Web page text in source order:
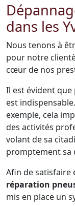
dans les
Nous tenons à
pour notre
cœur de nos
Il est évident
est
exemple, cela
des activités
volant de sa
promptement sa
Afin de satisfaire
réparation
mis en place un